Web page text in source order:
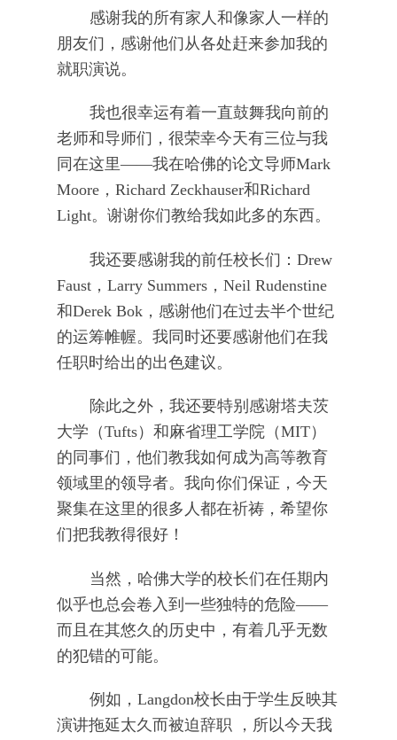
感谢我的所有家人和像家人一样的
朋友们，感谢他们从各处赶来参加我的
就职演说。
我也很幸运有着一直鼓舞我向前的
老师和导师们，很荣幸今天有三位与我
同在这里——我在哈佛的论文导师Mark
Moore，Richard Zeckhauser和Richard
Light。谢谢你们教给我如此多的东西。
我还要感谢我的前任校长们：Drew
Faust，Larry Summers，Neil Rudenstine
和Derek Bok，感谢他们在过去半个世纪
的运筹帷幄。我同时还要感谢他们在我
任职时给出的出色建议。
除此之外，我还要特别感谢塔夫茨
大学（Tufts）和麻省理工学院（MIT）
的同事们，他们教我如何成为高等教育
领域里的领导者。我向你们保证，今天
聚集在这里的很多人都在祈祷，希望你
们把我教得很好！
当然，哈佛大学的校长们在任期内
似乎也总会卷入到一些独特的危险——
而且在其悠久的历史中，有着几乎无数
的犯错的可能。
例如，Langdon校长由于学生反映其
演讲拖延太久而被迫辞职 ，所以今天我